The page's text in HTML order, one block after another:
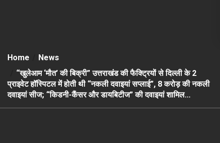
Home
News
“खुलेआम ‘मौत’ की बिक्री” उत्तराखंड की फैक्ट्रियों से दिल्ली के 2
प्राइवेट हॉस्पिटल में होती थी “नकली दवाइयां सप्लाई”, 8 करोड़ की नकली
दवाइयां सीज; “किडनी-कैंसर और डायबिटीज” की दवाइयां शामिल…